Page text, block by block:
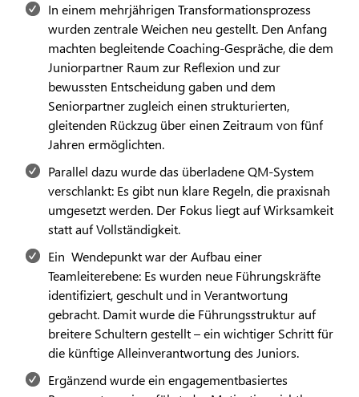
In einem mehrjährigen Transformationsprozess
wurden zentrale Weichen neu gestellt. Den Anfang
machten begleitende Coaching-Gespräche, die dem
Juniorpartner Raum zur Reflexion und zur
bewussten Entscheidung gaben und dem
Seniorpartner zugleich einen strukturierten,
gleitenden Rückzug über einen Zeitraum von fünf
Jahren ermöglichten.
Parallel dazu wurde das überladene QM-System
verschlankt: Es gibt nun klare Regeln, die praxisnah
umgesetzt werden. Der Fokus liegt auf Wirksamkeit
statt auf Vollständigkeit.
Ein Wendepunkt war der Aufbau einer
Teamleiterebene: Es wurden neue Führungskräfte
identifiziert, geschult und in Verantwortung
gebracht. Damit wurde die Führungsstruktur auf
breitere Schultern gestellt – ein wichtiger Schritt für
die künftige Alleinverantwortung des Juniors.
Ergänzend wurde ein engagementbasiertes